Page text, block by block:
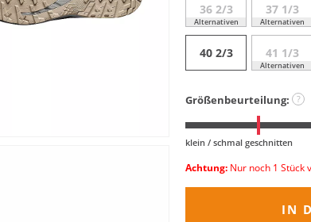
36 2/3
Alternativen
37 1/3
Alternativen
40 2/3 41 1/3
Alternativen
Größenbeurteilung: ?
klein / schmal geschnitten
Achtung: Nur noch 1 Stück
IN